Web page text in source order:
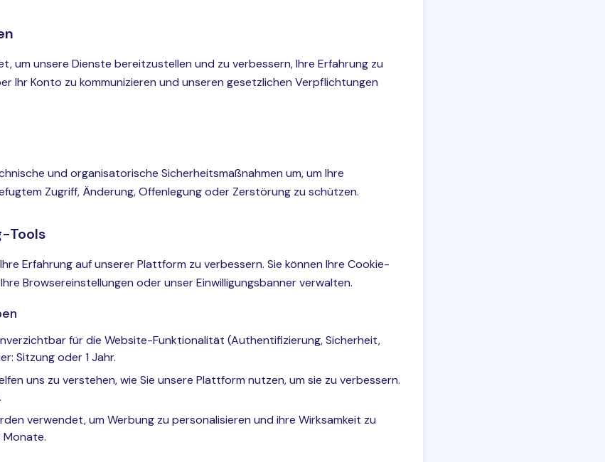
um unsere Dienste bereitzustellen und zu verbessern, Ihre Erfahrung zu
Ihr Konto zu kommunizieren und unseren gesetzlichen Verpflichtungen
und organisatorische Sicherheitsmaßnahmen um, um Ihre
Zugriff, Änderung, Offenlegung oder Zerstörung zu schützen.
Tools
Erfahrung auf unserer Plattform zu verbessern. Sie können Ihre Cookie-
Browsereinstellungen oder unser Einwilligungsbanner verwalten.
für die Website-Funktionalität (Authentifizierung, Sicherheit,
Sitzung oder 1 Jahr.
uns zu verstehen, wie Sie unsere Plattform nutzen, um sie zu verbessern.
verwendet, um Werbung zu personalisieren und ihre Wirksamkeit zu
Monate.